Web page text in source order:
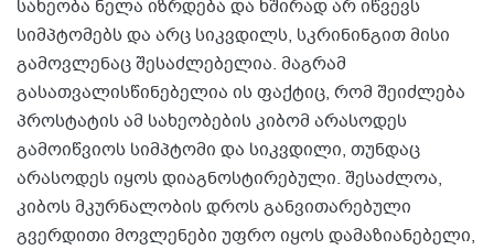
სახეობა ნელა იზრდება და ხშირად არ იწვევს
სიმპტომებს და არც სიკვდილს, სკრინინგით მისი
გამოვლენაც შესაძლებელია. მაგრამ
გასათვალისწინებელია ის ფაქტიც, რომ შეიძლება
პროსტატის ამ სახეობების კიბომ არასოდეს
გამოიწვიოს სიმპტომი და სიკვდილი, თუნდაც
არასოდეს იყოს დიაგნოსტირებული. შესაძლოა,
კიბოს მკურნალობის დროს განვითარებული
გვერდითი მოვლენები უფრო იყოს დამაზიანებელი,